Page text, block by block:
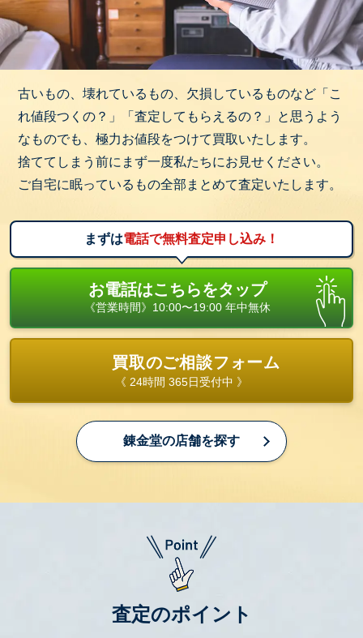
古いもの、壊れているもの、欠損しているものなど「こ
れ値段つくの？」「査定してもらえるの？」と思うよう
なものでも、極力お値段をつけて買取いたします。
捨ててしまう前にまず一度私たちにお見せください。
ご自宅に眠っているもの全部まとめて査定いたします。
まずは電話で無料査定申し込み！
お電話はこちらをタップ
《営業時間》10:00〜19:00 年中無休
買取のご相談フォーム
《 24時間 365日受付中 》
錬金堂の店舗を探す
査定のポイント